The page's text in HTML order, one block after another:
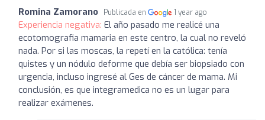
Romina Zamorano Publicada en 1 year ago
Experiencia negativa: El año pasado me realicé una
ecotomografia mamaria en este centro, la cual no reveló
nada. Por si las moscas, la repetí en la católica: tenía
quistes y un nódulo deforme que debía ser biopsiado con
urgencia, incluso ingresé al Ges de cáncer de mama. Mi
conclusión, es que integramedica no es un lugar para
realizar exámenes.